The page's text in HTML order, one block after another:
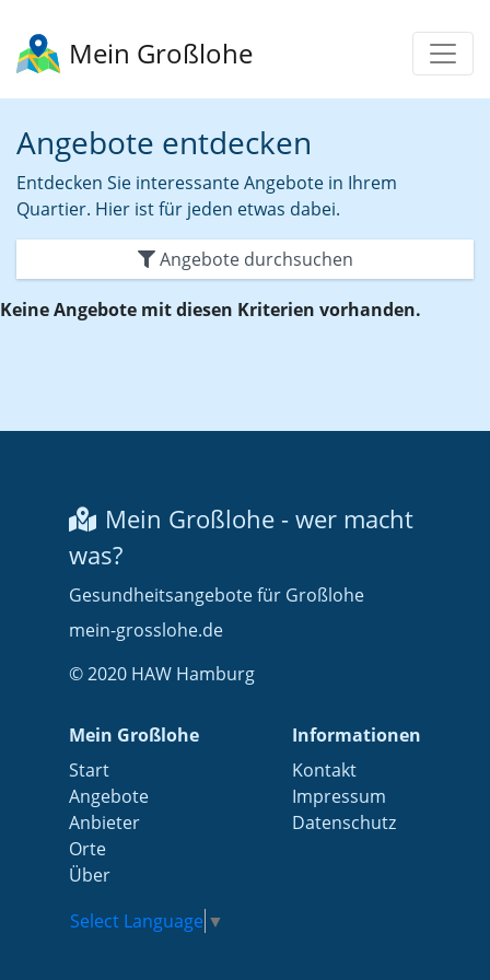
Mein Großlohe
Angebote entdecken
Entdecken Sie interessante Angebote in Ihrem
Quartier. Hier ist für jeden etwas dabei.
Angebote durchsuchen
Keine Angebote mit diesen Kriterien vorhanden.
Mein Großlohe - wer macht
was?
Gesundheitsangebote für Großlohe
mein-grosslohe.de
© 2020 HAW Hamburg
Mein Großlohe
Start
Angebote
Anbieter
Orte
Über
Informationen
Kontakt
Impressum
Datenschutz
Select Language ▼